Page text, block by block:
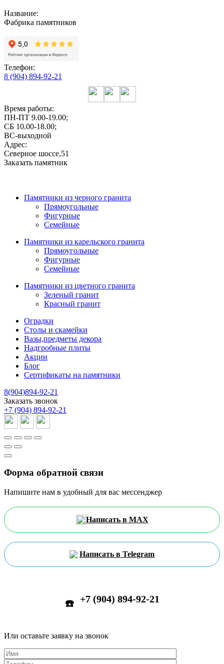
Название:
Фабрика памятников
Телефон:
8 (904) 894-92-21
Время работы:
ПН-ПТ 9.00-19.00;
СБ 10.00-18.00;
ВС-выходной
Адрес:
Северное шоссе,51
Заказать памятник
Памятники из черного гранита
Прямоугольные
Фигурные
Семейные
Памятники из карельского гранита
Прямоугольные
Фигурные
Семейные
Памятники из цветного гранита
Зеленый гранит
Красный гранит
Оградки
Столы и скамейки
Вазы,предметы декора
Надгробные плиты
Акции
Блог
Сертификаты на памятники
8(904)894-92-21
Заказать звонок
+7 (904) 894-92-21
Форма обратной связи
Напишите нам в удобный для вас мессенджер
Написать в MAX
Написать в Telegram
☎️ +7 (904) 894-92-21
Или оставьте заявку на звонок